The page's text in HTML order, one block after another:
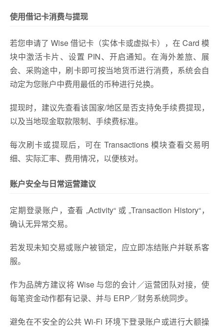
使用借记卡消费与提现
若您申请了 Wise 借记卡（实体卡或虚拟卡），在 Card 模
块中激活卡片、设置 PIN、开启通知。在海外差旅、展
会、采购途中，刷卡即可按当地货币进行消费，系统会自
动定为您账户中费用最低的币种进行兑换。
提现时，建议先查看该国家/地区是否支持免手续费提现，
以及当地现金取款限制、手续费标准。
每次刷卡或提现后，可在 Transactions 模块查看交易明
细、实际汇率、费用情况，以便核对。
账户安全与日常运营建议
定期登录账户，查看 „Activity“ 或 „Transaction History“，
确认无异常交易。
若发现未知交易或账户被锁定，应立即冻结账户并联系客
服。
作为品牌方建议将 Wise 与您的会计／运营团队对接，使
每笔资金动作都有记录、并与 ERP／财务系统同步。
避免在不安全的公共 Wi-Fi 环境下登录账户或进行大额操